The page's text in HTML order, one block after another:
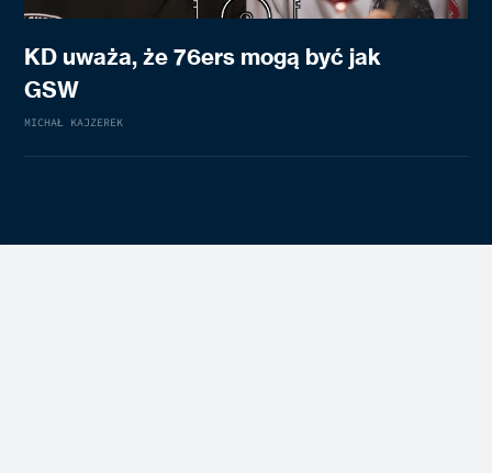
KD uważa, że 76ers mogą być jak
GSW
MICHAŁ KAJZEREK